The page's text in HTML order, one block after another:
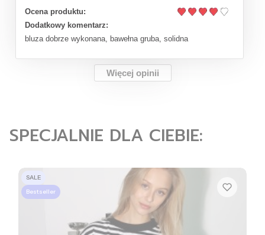
Ocena produktu:
Dodatkowy komentarz:
bluza dobrze wykonana, bawełna gruba, solidna
Więcej opinii
SPECJALNIE DLA CIEBIE:
SALE
Bestseller